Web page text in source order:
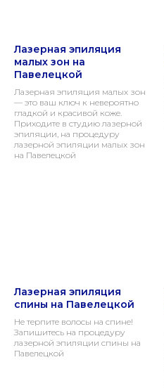
Лазерная эпиляция
малых зон на
Павелецкой
Лазерная эпиляция малых зон
— это ваш ключ к невероятно
гладкой и красивой коже.
Приходите в студию лазерной
эпиляции, на процедуру
лазерной эпиляции малых зон
на Павелецкой
Лазерная эпиляция
спины на Павелецкой
Не терпите волосы на спине!
Запишитесь на процедуру
лазерной эпиляции спины на
Павелецкой